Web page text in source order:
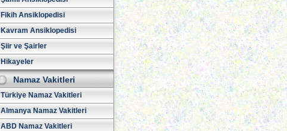
Fikih Ansiklopedisi
Kavram Ansiklopedisi
Şiir ve Şairler
Hikayeler
Namaz Vakitleri
Türkiye Namaz Vakitleri
Almanya Namaz Vakitleri
ABD Namaz Vakitleri